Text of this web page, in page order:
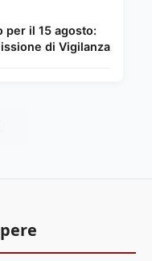
per il 15 agosto:
di Vigilanza